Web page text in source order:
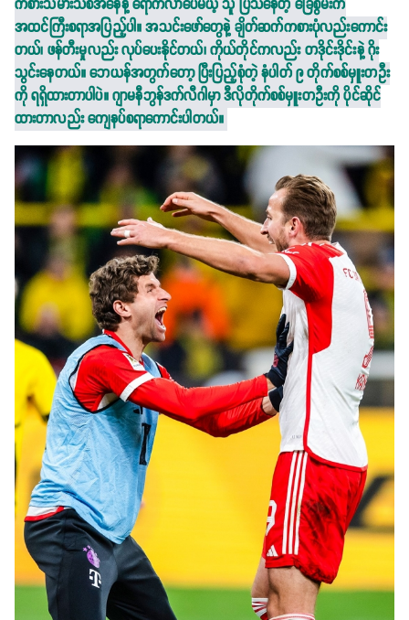
ကစားသမားသစ်အနေနဲ့ ရောက်လာပေမယ့် သူ ပြသနေတဲ့ ခြေစွမ်းက
အထင်ကြီးစရာအပြည့်ပါ။ အသင်းဖော်တွေနဲ့ ချိတ်ဆက်ကစားပုံလည်းကောင်း
တယ်၊ ဖန်တီးမှုလည်း လုပ်ပေးနိုင်တယ်၊ ကိုယ်တိုင်ကလည်း တဒိုင်းဒိုင်းနဲ့ ဂိုး
သွင်းနေတယ်။ ဘေယန်အတွက်တော့ ပြီးပြည့်စုံတဲ့ နံပါတ် ၉ တိုက်စစ်မှူးတဦး
ကို ရရှိထားတာပါပဲ။ ဂျာမနီဘွန်ဒက်လီဂါမှာ ဒီလိုတိုက်စစ်မှူးတဦးကို ပိုင်ဆိုင်
ထားတာလည်း ကျေနပ်စရာကောင်းပါတယ်။